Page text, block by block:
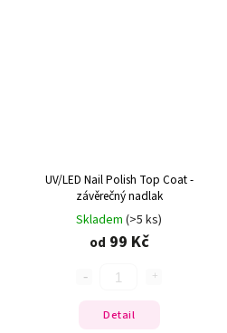
UV/LED Nail Polish Top Coat -
závěrečný nadlak
Skladem (>5 ks)
od 99 Kč
Detail